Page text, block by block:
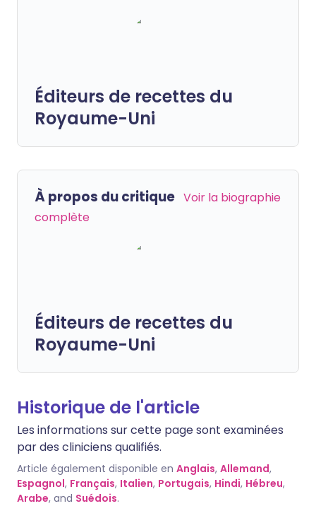
Éditeurs de recettes du
Royaume-Uni
À propos du critique Voir la biographie
complète
Éditeurs de recettes du
Royaume-Uni
Historique de l'article
Les informations sur cette page sont examinées
par des cliniciens qualifiés.
Article également disponible en Anglais, Allemand,
Espagnol, Français, Italien, Portugais, Hindi, Hébreu,
Arabe, and Suédois.